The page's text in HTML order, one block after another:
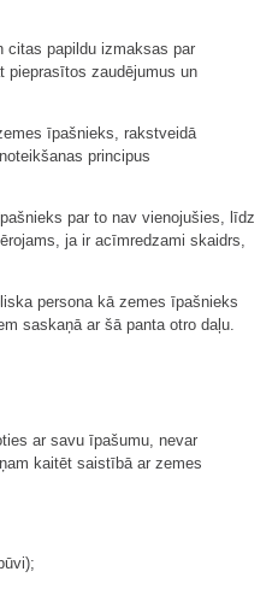
citas papildu izmaksas par
pieprasītos zaudējumus un
īpašnieks, rakstveidā
principus
par to nav vienojušies, līdz
ja ir acīmredzami skaidrs,
persona kā zemes īpašnieks
saskaņā ar šā panta otro daļu.
ar savu īpašumu, nevar
kaitēt saistībā ar zemes